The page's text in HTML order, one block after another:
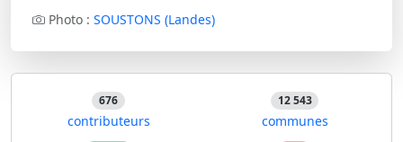
Photo : SOUSTONS (Landes)
676
contributeurs
12 543
communes